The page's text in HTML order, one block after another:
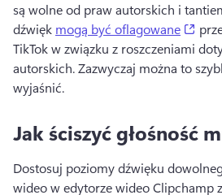
są wolne od praw autorskich i
dźwięk mogą być oflagowane
TikTok w związku z roszczeniami
autorskich. Zazwyczaj można to
wyjaśnić.
Jak ściszyć głośność
Dostosuj poziomy dźwięku
wideo w edytorze wideo Clipchamp